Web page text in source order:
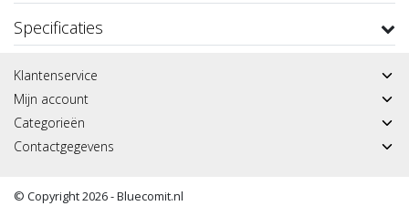
Specificaties
Klantenservice
Mijn account
Categorieën
Contactgegevens
© Copyright 2026 - Bluecomit.nl